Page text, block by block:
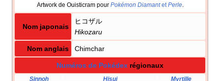
Artwork de Ouisticram pour Pokémon Diamantet Perle.
Nom japonais
ヒコザル
Hikozaru
Nom anglais Chimchar
Numéros de Pokédex régionaux
Sinnoh Hisui Myrtille